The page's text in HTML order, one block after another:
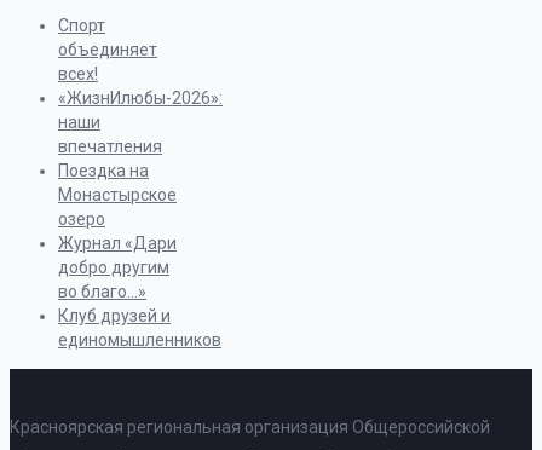
Спорт
объединяет
всех!
«ЖизнИлюбы-2026»:
наши
впечатления
Поездка на
Монастырское
озеро
Журнал «Дари
добро другим
во благо…»
Клуб друзей и
единомышленников
Красноярская региональная организация Общероссийской